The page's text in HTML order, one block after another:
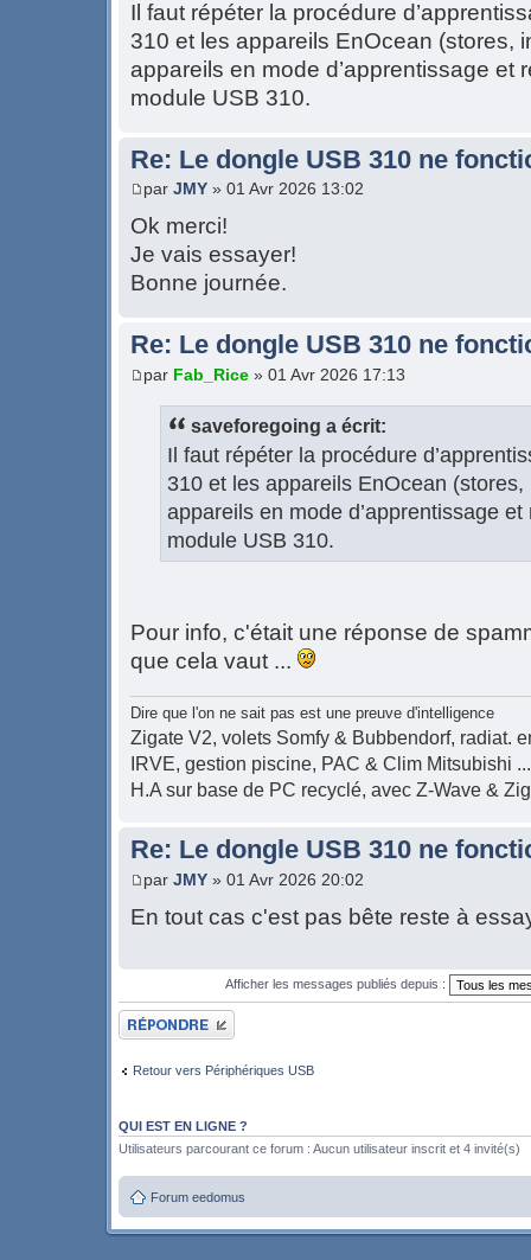
Il faut répéter la procédure
310 et les appareils EnOcean (stores,
appareils en mode d’apprentissage et
module USB 310.
Re: Le dongle USB 310 ne
par JMY » 01 Avr 2026 13:02
Ok merci!
Je vais essayer!
Bonne journée.
Re: Le dongle USB 310 ne
par Fab_Rice » 01 Avr 2026 17:13
saveforegoing a écrit:
Il faut répéter la procédure
310 et les appareils EnOcean
appareils en mode d’apprentissage
module USB 310.
Pour info, c'était une réponse de
que cela vaut ...
Dire que l'on ne sait pas est une preuve d'intelligence
Zigate V2, volets Somfy & Bubbendorf, radiat.
IRVE, gestion piscine, PAC & Clim Mitsubishi ...
H.A sur base de PC recyclé, avec Z-Wave &
Re: Le dongle USB 310 ne
par JMY » 01 Avr 2026 20:02
En tout cas c'est pas bête reste à
Afficher les messages publiés depuis :
Publier une réponse
Retour vers Périphériques USB
QUI EST EN LIGNE ?
Utilisateurs parcourant ce forum : Aucun utilisateur inscrit et 4 invité(s)
Forum eedomus